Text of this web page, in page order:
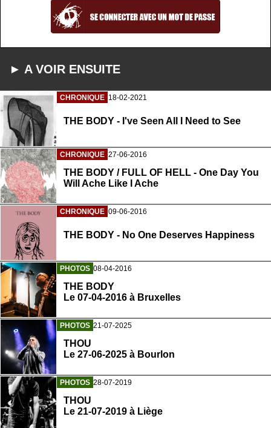
► A VOIR ENSUITE
CHRONIQUE 18-02-2021
THE BODY - I've Seen All I Need to See
CHRONIQUE 27-06-2016
THE BODY / FULL OF HELL - One Day You
Will Ache Like I Ache
CHRONIQUE 09-06-2016
THE BODY - No One Deserves Happiness
PHOTOS 08-04-2016
THE BODY
Le 07-04-2016 à Bruxelles
PHOTOS 21-07-2025
THOU
Le 27-06-2025 à Bourlon
PHOTOS 28-07-2019
THOU
Le 21-07-2019 à Liège